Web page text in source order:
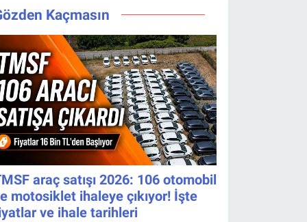
Kaçmasın
araç satışı 2026: 106 otomobil
motosiklet ihaleye çıkıyor! İşte
ve ihale tarihleri